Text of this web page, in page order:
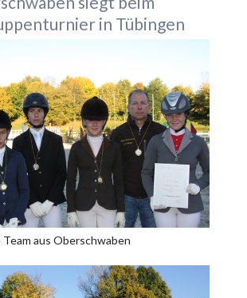
in Tübingen
aus Oberschwaben